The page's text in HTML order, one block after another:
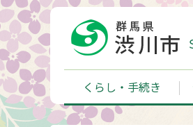
くらし・手続き